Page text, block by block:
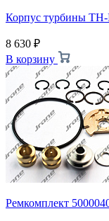
Корпус турбины
8 630 ₽
В корзину
Ремкомплект